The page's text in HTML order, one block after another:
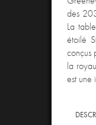
des
La
étoilé
conçus
la
est une